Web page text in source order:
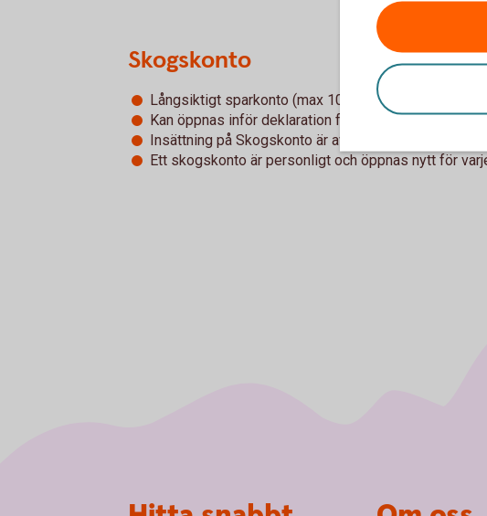
Skogskonto
Långsiktigt sparkonto (max 10 år) med bra ränta
Kan öppnas inför deklaration för att hantera skatt
Insättning på Skogskonto är avdragsgill, uttag från
Ett skogskonto är personligt och öppnas nytt för